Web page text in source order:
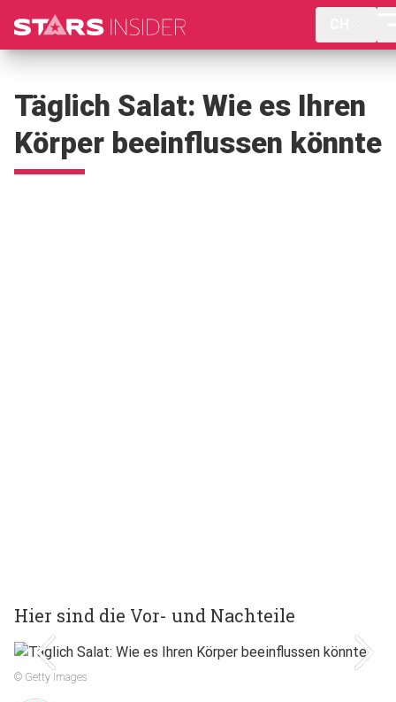
Täglich Salat: Wie es Ihren
Körper beeinflussen könnte
Hier sind die Vor- und Nachteile
© Getty Images